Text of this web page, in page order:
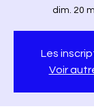
dim. 20
Les
Voir